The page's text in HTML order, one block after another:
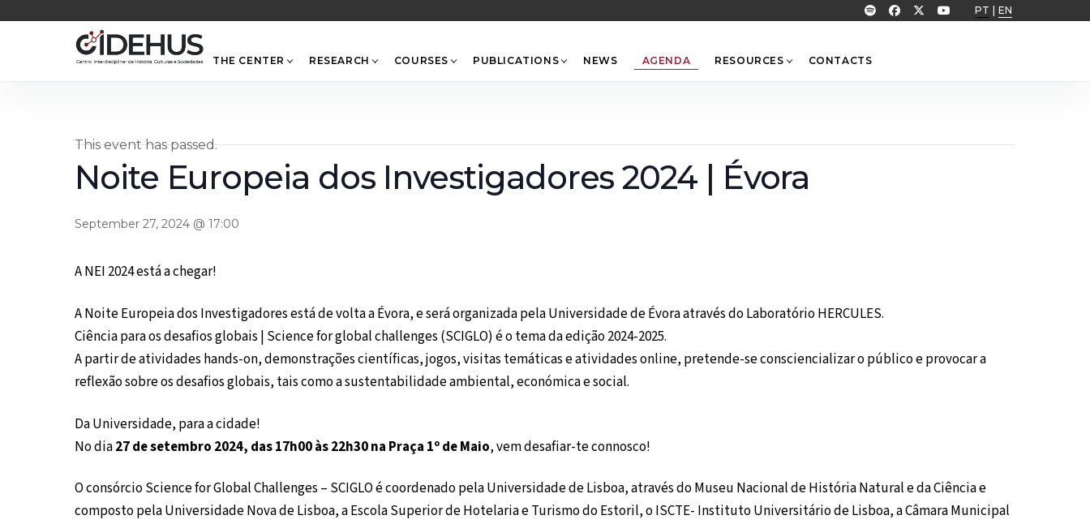
PT EN
THE CENTER RESEARCH COURSES PUBLICATIONS NEWS AGENDA RESOURCES CONTACTS
This event has passed.
Noite Europeia dos Investigadores 2024 | Évora
September 27, 2024 @ 17:00
A NEI 2024 está a chegar!
A Noite Europeia dos Investigadores está de volta a Évora, e será organizada pela Universidade de Évora através do Laboratório HERCULES.
Ciência para os desafios globais | Science for global challenges (SCIGLO) é o tema da edição 2024-2025.
A partir de atividades hands-on, demonstrações científicas, jogos, visitas temáticas e atividades online, pretende-se consciencializar o público e provocar a
reflexão sobre os desafios globais, tais como a sustentabilidade ambiental, económica e social.
Da Universidade, para a cidade!
No dia27 de setembro 2024, das 17h00 às 22h30 na Praça 1º de Maio, vem desafiar-te connosco!
O consórcio Science for Global Challenges – SCIGLO é coordenado pela Universidade de Lisboa, através do Museu Nacional de História Natural e da Ciência e
composto pela Universidade Nova de Lisboa, a Escola Superior de Hotelaria e Turismo do Estoril, o ISCTE- Instituto Universitário de Lisboa, a Câmara Municipal
Top